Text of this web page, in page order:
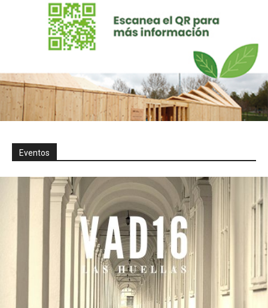
Eventos